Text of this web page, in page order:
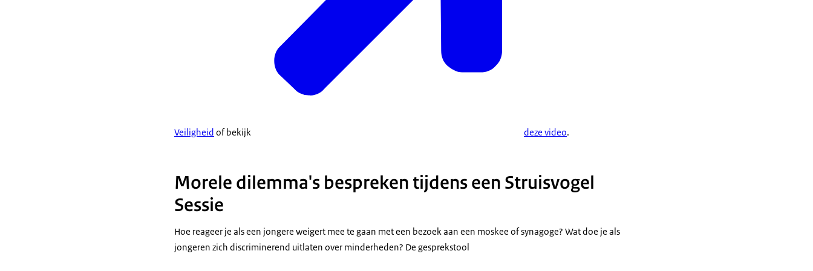
Veiligheid of bekijk deze video.
Morele dilemma's bespreken tijdens een Struisvogel
Sessie
Hoe reageer je als een jongere weigert mee te gaan met een bezoek aan een moskee of synagoge? Wat doe je als
jongeren zich discriminerend uitlaten over minderheden? De gesprekstool